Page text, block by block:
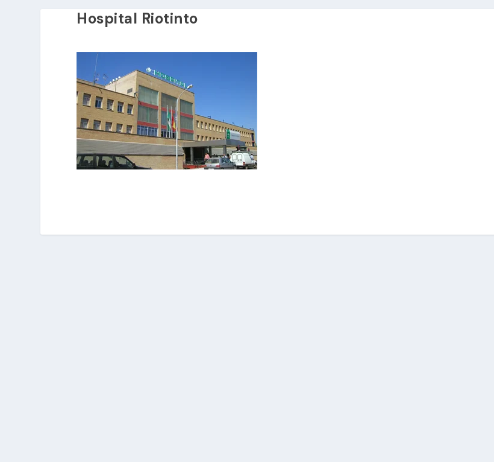
Hospital Riotinto